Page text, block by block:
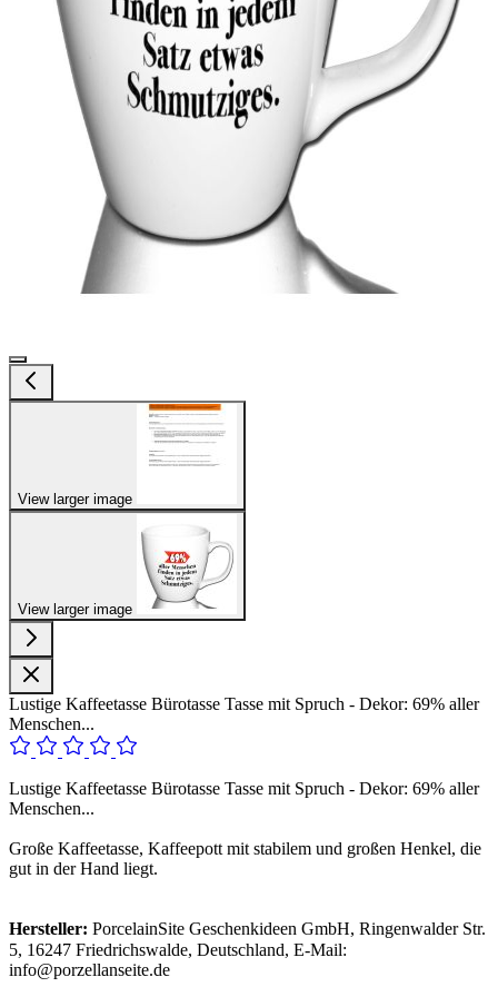
View larger image
View larger image
Lustige Kaffeetasse Bürotasse Tasse mit Spruch - Dekor: 69% aller
Menschen...
Lustige Kaffeetasse Bürotasse Tasse mit Spruch - Dekor: 69% aller
Menschen...
Große Kaffeetasse, Kaffeepott mit stabilem und großen Henkel, die
gut in der Hand liegt.
Hersteller: PorcelainSite Geschenkideen GmbH, Ringenwalder Str.
5, 16247 Friedrichswalde, Deutschland, E-Mail:
info@porzellanseite.de